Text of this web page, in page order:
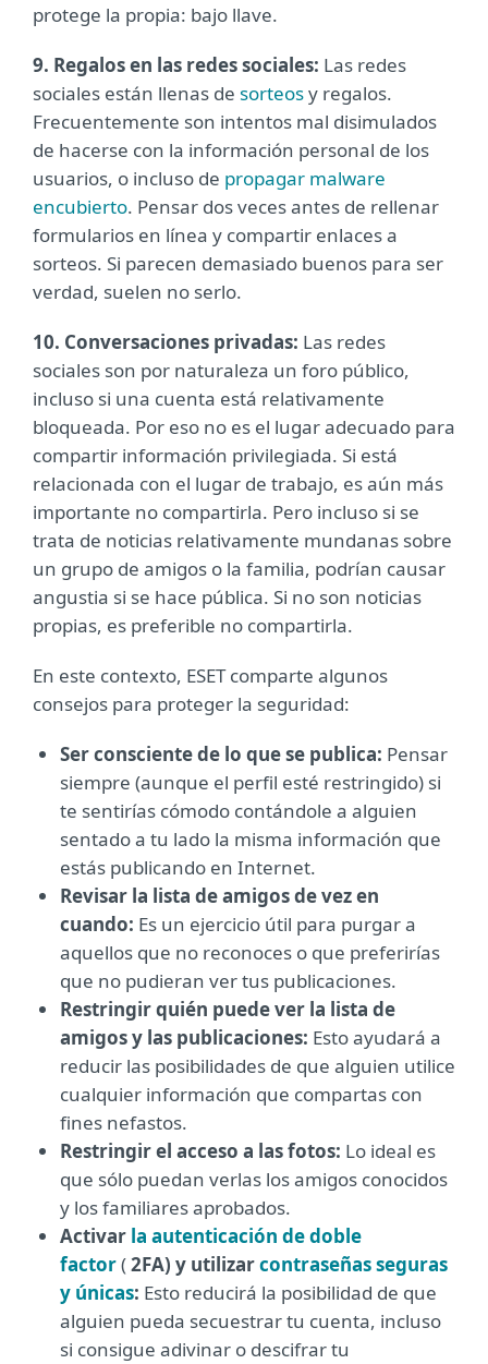
protege la propia: bajo llave.
9. Regalos en las redes sociales: Las redes
sociales están llenas de sorteosy regalos.
Frecuentemente son intentos mal disimulados
de hacerse con la información personal de los
usuarios, o incluso de propagar malware
encubierto. Pensar dos veces antes de rellenar
formularios en línea y compartir enlaces a
sorteos. Si parecen demasiado buenos para ser
verdad, suelen no serlo.
10. Conversaciones privadas: Las redes
sociales son por naturaleza un foro público,
incluso si una cuenta está relativamente
bloqueada. Por eso no es el lugar adecuado para
compartir información privilegiada. Si está
relacionada con el lugar de trabajo, es aún más
importante no compartirla. Pero incluso si se
trata de noticias relativamente mundanas sobre
un grupo de amigos o la familia, podrían causar
angustia si se hace pública. Si no son noticias
propias, es preferible no compartirla.
En este contexto, ESET comparte algunos
consejos para proteger la seguridad:
Ser consciente de lo que se publica: Pensar
siempre (aunque el perfil esté restringido) si
te sentirías cómodo contándole a alguien
sentado a tu lado la misma información que
estás publicando en Internet.
Revisar la lista de amigos de vez en
cuando: Es un ejercicio útil para purgar a
aquellos que no reconoces o que preferirías
que no pudieran ver tus publicaciones.
Restringir quién puede ver la lista de
amigos y las publicaciones: Esto ayudará a
reducir las posibilidades de que alguien utilice
cualquier información que compartas con
fines nefastos.
Restringir el acceso a las fotos: Lo ideal es
que sólo puedan verlas los amigos conocidos
y los familiares aprobados.
Activar la autenticación de doble
factor(2FA) y utilizarcontraseñas seguras
y únicas: Esto reducirá la posibilidad de que
alguien pueda secuestrar tu cuenta, incluso
si consigue adivinar o descifrar tu